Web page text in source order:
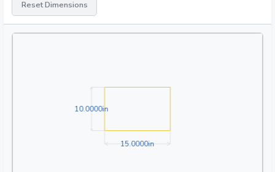
Reset Dimensions
15.0000in15.0000in
10.0000in10.0000in